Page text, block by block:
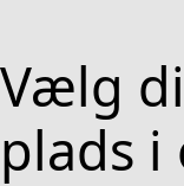
Vælg
plads i